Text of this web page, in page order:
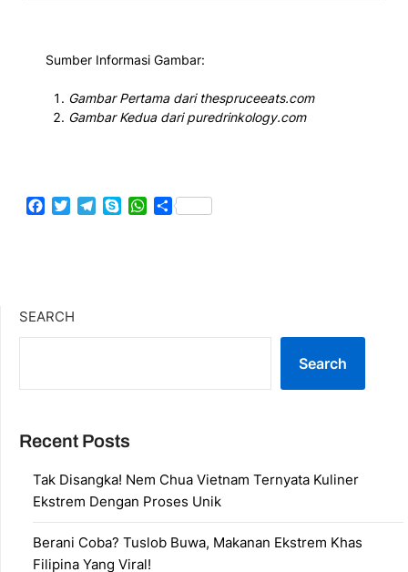
Sumber Informasi Gambar:
Gambar Pertama dari thespruceeats.com
Gambar Kedua dari puredrinkology.com
Facebook
TwitterTelegram
SkypeWhatsApp
Share
SEARCH
Search
Recent Posts
Tak Disangka! Nem Chua Vietnam Ternyata Kuliner
Ekstrem Dengan Proses Unik
Berani Coba? Tuslob Buwa, Makanan Ekstrem Khas
Filipina Yang Viral!